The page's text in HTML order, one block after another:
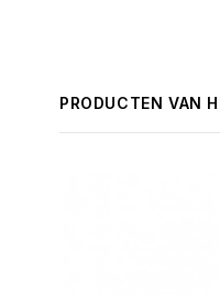
PRODUCTEN VAN